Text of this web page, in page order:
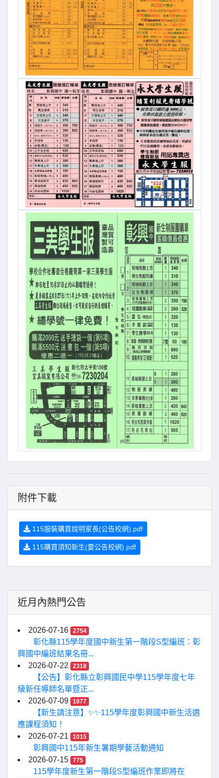
附件下載
115服裝購買說明家長(公告校網).pdf
115購買須知新生(要公告校網).pdf
近月內熱門公告
2026-07-16 2754
彰化縣115學年度國中新生第一階段S型編班：彰
興國中編班結果名冊...
2026-07-22
2318
【公告】彰化縣立彰興國民中學115學年度七年
級新任導師名單暨正...
2026-07-09
1877
【新生請注意】✨✨115學年度彰興國中新生活適
應課程須知！
2026-07-21
1015
彰興國中115年新生暑期學藝活動通知
2026-07-15
775
115學年度新生第一階段S型編班作業即將在